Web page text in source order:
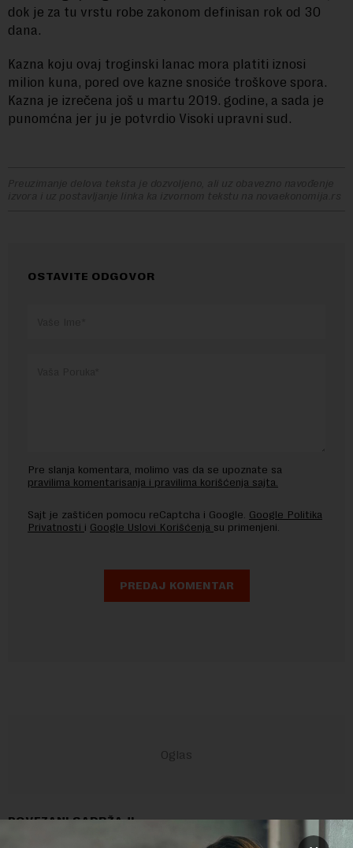
dok je za tu vrstu robe zakonom definisan rok od 30
dana.
Kazna koju ovaj troginski lanac mora platiti iznosi
milion kuna, pored ove kazne snosiće troškove spora.
Kazna je izrečena još u martu 2019. godine, a sada je
punomćna jer ju je potvrdio Visoki upravni sud.
Preuzimanje delova teksta je dozvoljeno, ali uz obavezno navođenje
izvora i uz postavljanje linka ka izvornom tekstu na novaekonomija.rs
OSTAVITE ODGOVOR
Pre slanja komentara, molimo vas da se upoznate sa
pravilima komentarisanja i pravilima korišćenja sajta.
Sajt je zaštićen pomocu reCaptcha i Google. Google Politika
Privatnosti i Google Uslovi Korišćenja su primenjeni.
POVEZANI SADRŽAJI